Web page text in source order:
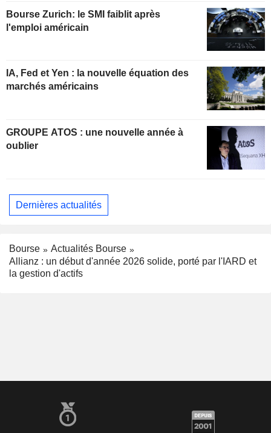
Bourse Zurich: le SMI faiblit après
l'emploi américain
IA, Fed et Yen : la nouvelle équation des
marchés américains
GROUPE ATOS : une nouvelle année à
oublier
Dernières actualités
Bourse
Actualités Bourse
Allianz : un début d'année 2026 solide, porté par l'IARD et
la gestion d'actifs